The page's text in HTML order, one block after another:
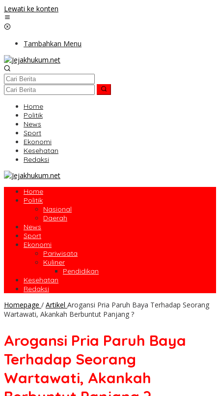
Lewati ke konten
Tambahkan Menu
Home
Politik
News
Sport
Ekonomi
Kesehatan
Redaksi
Home
Politik
Nasional
Daerah
News
Sport
Ekonomi
Pariwisata
Kuliner
Pendidikan
Kesehatan
Redaksi
Homepage / Artikel Arogansi Pria Paruh Baya Terhadap Seorang
Wartawati, Akankah Berbuntut Panjang ?
Arogansi Pria Paruh Baya
Terhadap Seorang
Wartawati, Akankah